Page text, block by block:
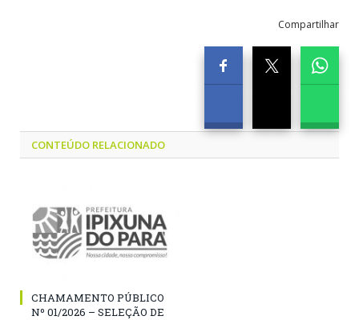
Compartilhar
CONTEÚDO RELACIONADO
CHAMAMENTO PÚBLICO
Nº 01/2026 – SELEÇÃO DE